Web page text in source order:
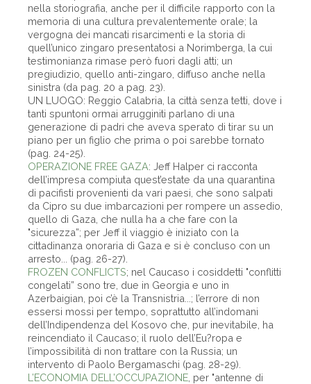
nella storiografia, anche per il difficile rapporto con la
memoria di una cultura prevalentemente orale; la
vergogna dei mancati risarcimenti e la storia di
quell’unico zingaro presentatosi a Norimberga, la cui
testimonianza rimase però fuori dagli atti; un
pregiudizio, quello anti-zingaro, diffuso anche nella
sinistra (da pag. 20 a pag. 23).
UN LUOGO: Reggio Calabria, la città senza tetti, dove i
tanti spuntoni ormai arrugginiti parlano di una
generazione di padri che aveva sperato di tirar su un
piano per un figlio che prima o poi sarebbe tornato
(pag. 24-25).
OPERAZIONE FREE GAZA: Jeff Halper ci racconta
dell’impresa compiuta quest’estate da una quarantina
di pacifisti provenienti da vari paesi, che sono salpati
da Cipro su due imbarcazioni per rompere un assedio,
quello di Gaza, che nulla ha a che fare con la
"sicurezza”; per Jeff il viaggio è iniziato con la
cittadinanza onoraria di Gaza e si è concluso con un
arresto... (pag. 26-27).
FROZEN CONFLICTS; nel Caucaso i cosiddetti "conflitti
congelati” sono tre, due in Georgia e uno in
Azerbaigian, poi c’è la Transnistria...; l’errore di non
essersi mossi per tempo, soprattutto all’indomani
dell’Indipendenza del Kosovo che, pur inevitabile, ha
reincendiato il Caucaso; il ruolo dell’Eu?ropa e
l’impossibilità di non trattare con la Russia; un
intervento di Paolo Bergamaschi (pag. 28-29).
L’ECONOMIA DELL’OCCUPAZIONE , per "antenne di